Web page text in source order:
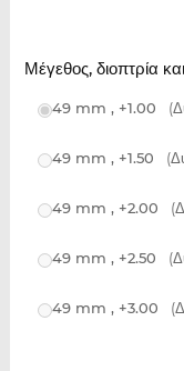
Μέγεθος, διοπτρία
49 mm , +1.00
49 mm , +1.50
49 mm , +2.00
49 mm , +2.50
49 mm , +3.00